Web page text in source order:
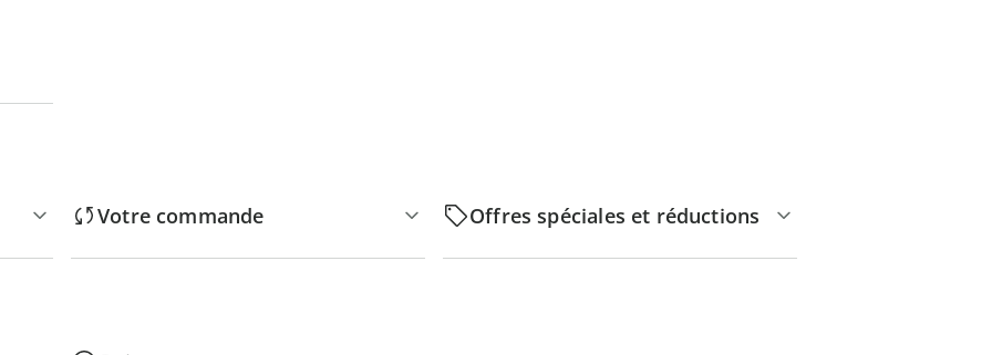
Votre commande Offres spéciales et réductions